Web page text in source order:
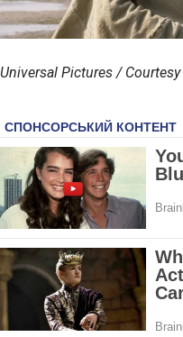
Universal Pictures /